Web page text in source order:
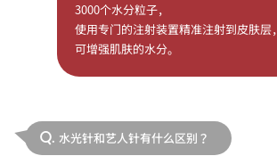
3000个水分粒子，
使用专门的注射装置精准注射到皮肤层，
可增强肌肤的水分。
Q. 水光针和艺人针有什么区别？